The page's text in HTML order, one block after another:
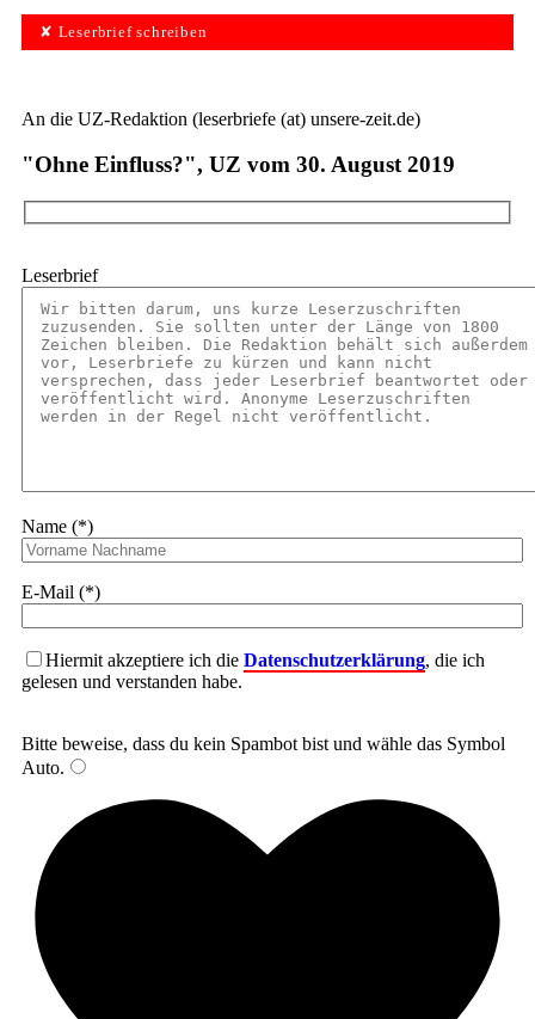
✘ Leserbrief schreiben
An die UZ-Redaktion (leserbriefe (at) unsere-zeit.de)
"Ohne Einfluss?", UZ vom 30. August 2019
Leserbrief
Name (*)
E-Mail (*)
Hiermit akzeptiere ich die Datenschutzerklärung, die ich
gelesen und verstanden habe.
Bitte beweise, dass du kein Spambot bist und wähle das Symbol
Auto.